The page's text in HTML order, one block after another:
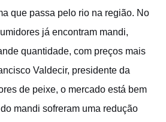
que passa pelo rio na região. No
já encontram mandi,
quantidade, com preços mais
Valdecir, presidente da
de peixe, o mercado está bem
mandi sofreram uma redução